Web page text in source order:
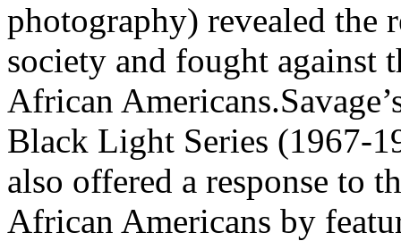
photography) revealed the
society and fought
African
Black Light Series (1967-
also offered a response to
African Americans by